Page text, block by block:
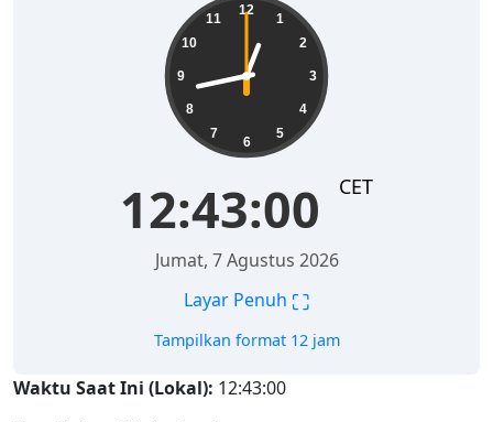
12
1
2
3
4
5
6
7
8
9
10
11
12:43:01 CET
Jumat, 7 Agustus 2026
Layar Penuh ⛶
Tampilkan format 12 jam
Waktu Saat Ini (Lokal): 12:43:01